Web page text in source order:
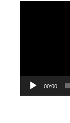
00:00